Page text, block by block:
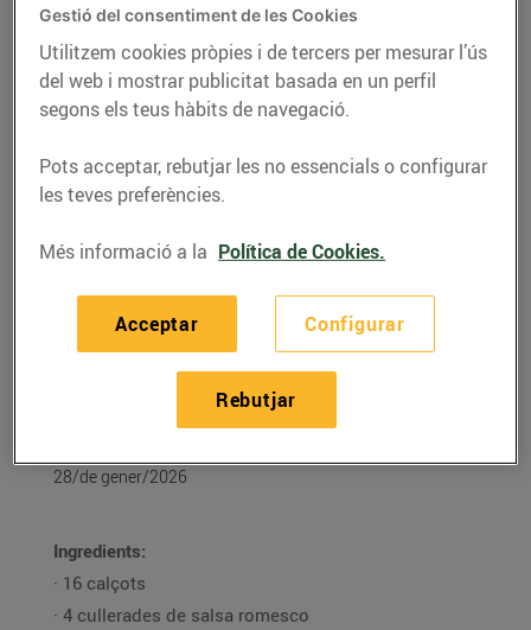
Sandvitx de calçots
28/de gener/2026
Ingredients:
· 16 calçots
· 4 cullerades de salsa romesco
Gestió del consentiment de les Cookies
Utilitzem cookies pròpies i de tercers per mesurar l’ús
del web i mostrar publicitat basada en un perfil
segons els teus hàbits de navegació.
Pots acceptar, rebutjar les no essencials o configurar
les teves preferències.
Més informació a la Política de Cookies.
Configurar
Rebutjar
Acceptar